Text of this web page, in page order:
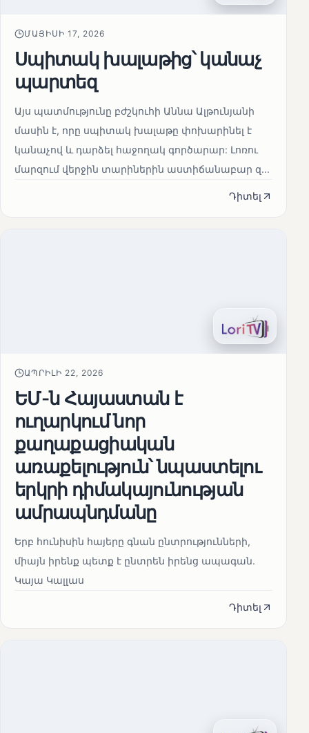
ՄԱՅԻՍԻ 17, 2026
Սպիտակ խալաթից՝ կանաչ
պարտեզ
Այս պատմությունը բժշկուհի Աննա Ալթունյանի
մասին է, որը սպիտակ խալաթը փոխարինել է
կանաչով և դարձել հաջողակ գործարար: Լոռու
մարզում վերջին տարիներին աստիճանաբար զ...
Դիտել
ԱՊՐԻԼԻ 22, 2026
ԵՄ-ն Հայաստան է
ուղարկում նոր
քաղաքացիական
առաքելություն՝ նպաստելու
երկրի դիմակայունության
ամրապնդմանը
Երբ հունիսին հայերը գնան ընտրությունների,
միայն իրենք պետք է ընտրեն իրենց ապագան.
Կայա Կալլաս
Դիտել